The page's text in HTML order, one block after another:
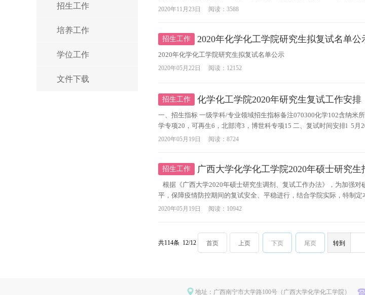
招生工作
培养工作
学位工作
文件下载
2020年11月23日 阅读： 3588
招生工作 2020年化学化工学院研究生拟复试名单公
2020年化学化工学院研究生拟复试名单公示
2020年05月22日 阅读： 12152
招生工作 化学化工学院2020年研究生复试工作安排
一、招生指标 一级学科/专业领域招生指标备注070300化学102含纳米
学专项20，可再生6，北部湾3，博世科专项15 二、复试时间安排l 5月
2020年05月19日 阅读： 8724
招生工作 广西大学化学化工学院2020年硕士研究生
根据《广西大学2020年硕士研究生调剂、复试工作办法》，为加强
平，保障疫情防控期间的复试安全、平稳进行，结合学院实际，特制
2020年05月19日 阅读： 10942
共114条 12/12 首页 上页 下页 尾页
地址：广西南宁市大学路100号（广西大学化学化工学院）